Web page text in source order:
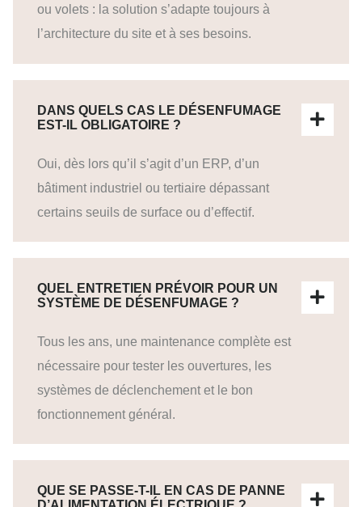
ou volets : la solution s’adapte toujours à
l’architecture du site et à ses besoins.
DANS QUELS CAS LE DÉSENFUMAGE
EST-IL OBLIGATOIRE ?
Oui, dès lors qu’il s’agit d’un ERP, d’un
bâtiment industriel ou tertiaire dépassant
certains seuils de surface ou d’effectif.
QUEL ENTRETIEN PRÉVOIR POUR UN
SYSTÈME DE DÉSENFUMAGE ?
Tous les ans, une maintenance complète est
nécessaire pour tester les ouvertures, les
systèmes de déclenchement et le bon
fonctionnement général.
QUE SE PASSE-T-IL EN CAS DE PANNE